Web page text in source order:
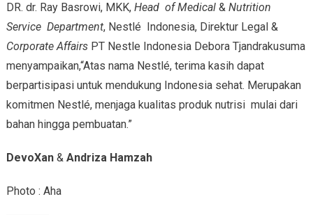
DR. dr. Ray Basrowi, MKK, Head of Medical& Nutrition
Service Department, Nestlé Indonesia, Direktur Legal &
Corporate AffairsPT Nestle Indonesia Debora Tjandrakusuma
menyampaikan,“Atas nama Nestlé, terima kasih dapat
berpartisipasi untuk mendukung Indonesia sehat. Merupakan
komitmen Nestlé, menjaga kualitas produk nutrisi mulai dari
bahan hingga pembuatan.”
DevoXan& Andriza Hamzah
Photo : Aha